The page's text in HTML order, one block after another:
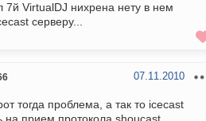
7й VirtualDJ нихрена нету в нем
серверу...
07.11.2010
тогда проблема, а так то icecast